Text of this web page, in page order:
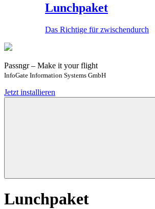
Lunchpaket
Das Richtige für zwischendurch
Passngr – Make it your flight
InfoGate Information Systems GmbH
Jetzt installieren
Lunchpaket